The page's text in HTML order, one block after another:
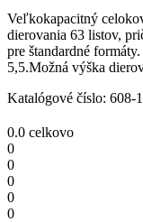
Veľkokapacitný
dierovania 63 listov,
pre štandardné
5,5.Možná výška
Katalógové číslo: 608-
0.0 celkovo
0
0
0
0
0